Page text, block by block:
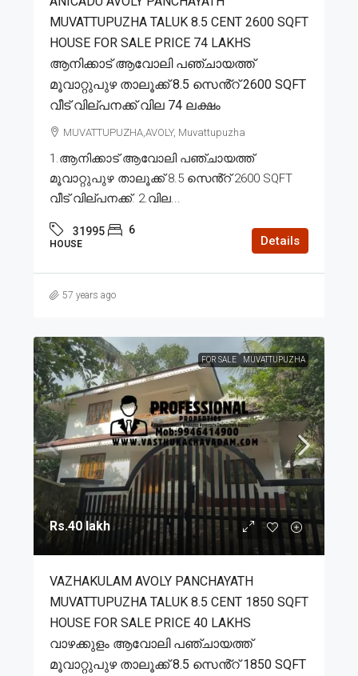
MUVATTUPUZHA TALUK 8.5 CENT 2600 SQFT
HOUSE FOR SALE PRICE 74 LAKHS
ആനിക്കാട് ആവോലി പഞ്ചായത്ത്
മൂവാറ്റുപുഴ താലൂക്ക് 8.5 സെൻ്റ് 2600 SQFT
വീട് വില്പനക്ക് വില 74 ലക്ഷം
MUVATTUPUZHA,AVOLY, Muvattupuzha
1.ആനിക്കാട് ആവോലി പഞ്ചായത്ത്
മൂവാറ്റുപുഴ താലൂക്ക് 8.5 സെൻ്റ് 2600 SQFT
വീട് വില്പനക്ക്. 2.വില...
31995 6
HOUSE Details
57 years ago
FOR SALE MUVATTUPUZHA
Rs.40 lakh
VAZHAKULAM AVOLY PANCHAYATH
MUVATTUPUZHA TALUK 8.5 CENT 1850 SQFT
HOUSE FOR SALE PRICE 40 LAKHS
വാഴക്കുളം ആവോലി പഞ്ചായത്ത്
മൂവാറ്റുപുഴ താലൂക്ക് 8.5 സെൻ്റ് 1850 SQFT